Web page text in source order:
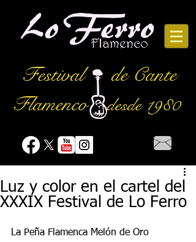
Festival
de Cante
Flamencodesde 1980
Luz y color en el cartel del
XXXIX Festival de Lo Ferro
La Peña Flamenca Melón de Oro